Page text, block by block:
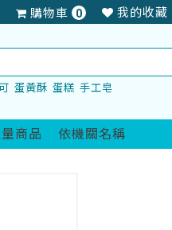
購物車 0 項
商
我的收藏
蛋黃酥 蛋糕 手工皂
量商品 依機關名稱